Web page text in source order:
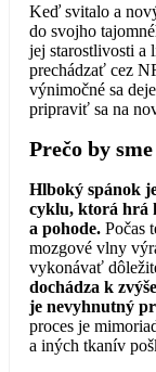
Keď svitalo a
do svojho
jej starostlivosti a
prechádzať cez
výnimočné sa
pripraviť sa na
Prečo by
Hlboký spánok
cyklu, ktorá hrá
a pohode. Počas
mozgové vlny
vykonávať
dochádza k
je nevyhnutný
proces je
a iných tkanív